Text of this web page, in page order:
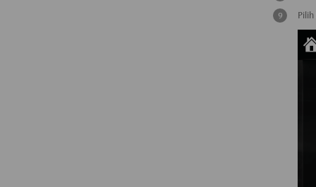
Pilih